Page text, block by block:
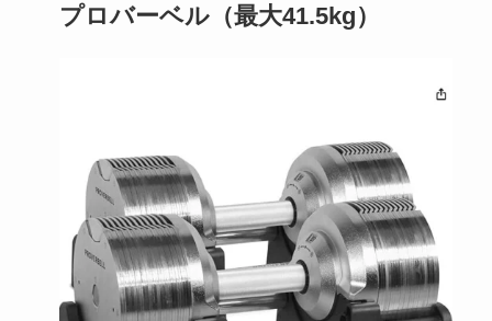
プロバーベル（最大41.5kg）